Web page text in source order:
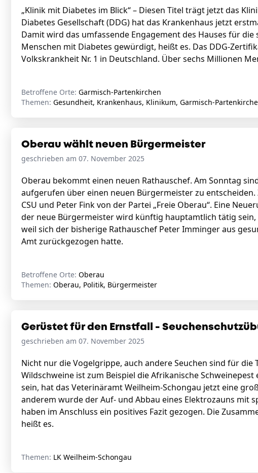
„Klinik mit Diabetes im Blick“ – Diesen Titel trägt jetzt das
Diabetes Gesellschaft (DDG) hat das Krankenhaus jetzt
Damit wird das umfassende Engagement des Hauses für
Menschen mit Diabetes gewürdigt, heißt es. Das DDG-
Volkskrankheit Nr. 1 in Deutschland. Über sechs Millionen
Betroffene Orte: Garmisch-Partenkirchen
Themen: Gesundheit, Krankenhaus, Klinikum, Garmisch-
Oberau wählt neuen Bürgermeister
geschrieben am 07. November 2025
Oberau bekommt einen neuen Rathauschef. Am Sonntag
aufgerufen über einen neuen Bürgermeister zu
CSU und Peter Fink von der Partei „Freie Oberau“. Eine
der neue Bürgermeister wird künftig hauptamtlich tätig
weil sich der bisherige Rathauschef Peter Imminger aus
Amt zurückgezogen hatte.
Betroffene Orte: Oberau
Themen: Oberau, Politik, Bürgermeister
Gerüstet für den Ernstfall -
geschrieben am 07. November 2025
Nicht nur die Vogelgrippe, auch andere Seuchen sind für die
Wildschweine ist zum Beispiel die Afrikanische
sein, hat das Veterinäramt Weilheim-Schongau jetzt eine
anderem wurde der Auf- und Abbau eines Elektrozauns mit
haben im Anschluss ein positives Fazit gezogen. Die
heißt es.
Themen: LK Weilheim-Schongau